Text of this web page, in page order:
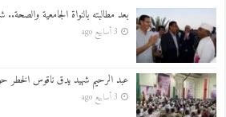
بعد مطالبته بالنواة الجامعية
3 أسابيع ago
عبد الرحيم شهيد يدق ناقوس الخطر
3 أسابيع ago